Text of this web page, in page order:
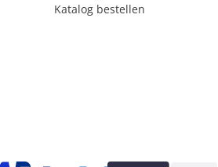
Katalog bestellen